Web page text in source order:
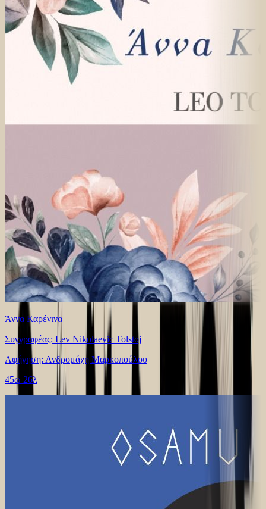
Άννα Καρένινα
Συγγραφέας: Lev Nikolaevic Tolstoj
Αφήγηση: Ανδρομάχη Μαρκοπούλου
45ω 26λ